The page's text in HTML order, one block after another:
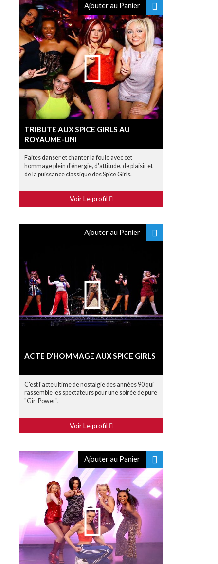
Ajouter au Panier
TRIBUTE AUX SPICE GIRLS AU
ROYAUME-UNI
Faites danser et chanter la foule avec cet
hommage plein d'énergie, d'attitude, de plaisir et
de la puissance classique des Spice Girls.
Voir Le profil
Ajouter au Panier
ACTE D'HOMMAGE AUX SPICE GIRLS
C'est l'acte ultime de nostalgie des années 90 qui
rassemble les spectateurs pour une soirée de pure
"Girl Power".
Voir Le profil
Ajouter au Panier